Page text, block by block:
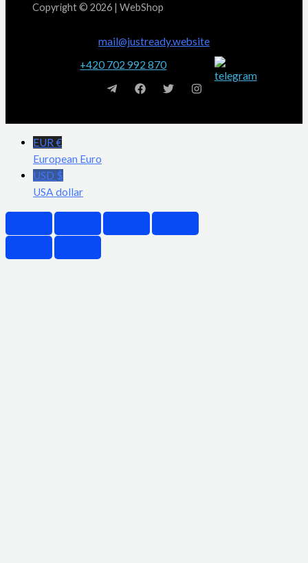
Copyright © 2026 | WebShop
mail@justready.website
+420 702 992 870
EUR €
European Euro
USD $
USA dollar